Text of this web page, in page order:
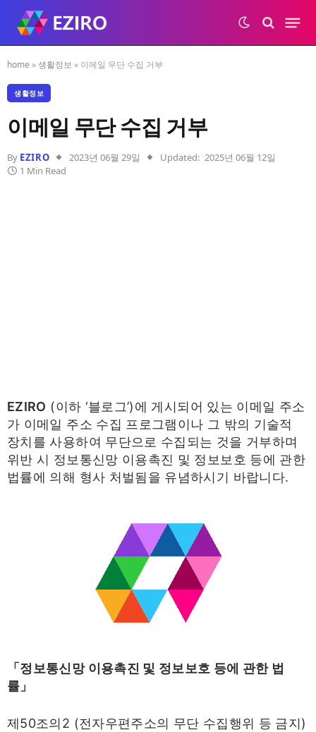
home »생활정보 » 이메일 무단 수집 거부
생활정보
이메일 무단 수집 거부
By EZIRO 2023년 06월 29일 Updated: 2025년 06월 12일
1 Min Read
EZIRO (이하 ‘블로그’)에 게시되어 있는 이메일 주소
가 이메일 주소 수집 프로그램이나 그 밖의 기술적
장치를 사용하여 무단으로 수집되는 것을 거부하며
위반 시 정보통신망 이용촉진 및 정보보호 등에 관한
법률에 의해 형사 처벌됨을 유념하시기 바랍니다.
「정보통신망 이용촉진 및 정보보호 등에 관한 법
률」
제50조의2 (전자우편주소의 무단 수집행위 등 금지)